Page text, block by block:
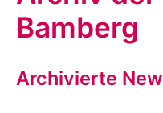
Bamberg
Archivierte